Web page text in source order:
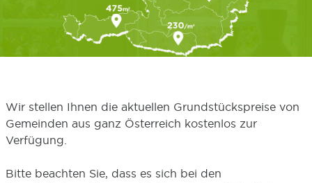
Wir stellen Ihnen die aktuellen Grundstückspreise von
Gemeinden aus ganz Österreich kostenlos zur
Verfügung.
Bitte beachten Sie, dass es sich bei den